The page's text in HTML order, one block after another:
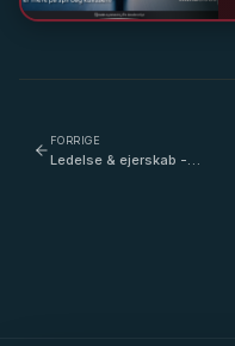
FORRIGE
Ledelse & ejerskab -